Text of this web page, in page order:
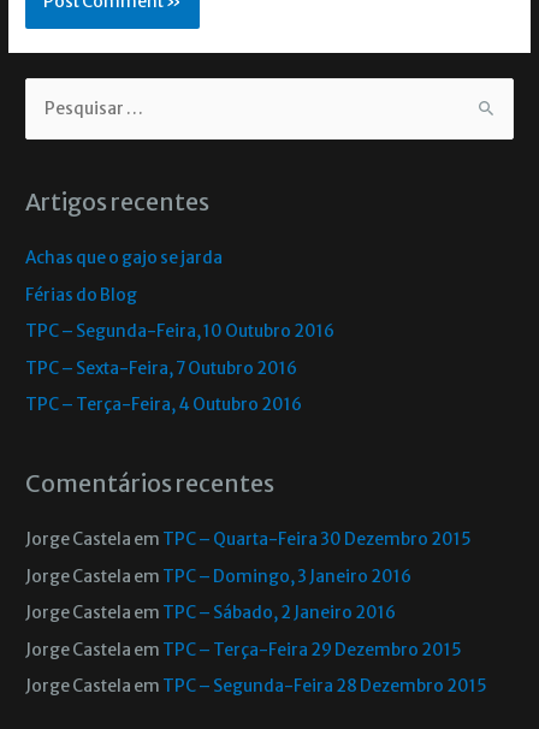
Artigos recentes
Achas que o gajo se jarda
Férias do Blog
TPC – Segunda-Feira, 10 Outubro 2016
TPC – Sexta-Feira, 7 Outubro 2016
TPC – Terça-Feira, 4 Outubro 2016
Comentários recentes
Jorge Castela em TPC – Quarta-Feira 30 Dezembro 2015
Jorge Castela em TPC – Domingo, 3 Janeiro 2016
Jorge Castela em TPC – Sábado, 2 Janeiro 2016
Jorge Castela em TPC – Terça-Feira 29 Dezembro 2015
Jorge Castela em TPC – Segunda-Feira 28 Dezembro 2015